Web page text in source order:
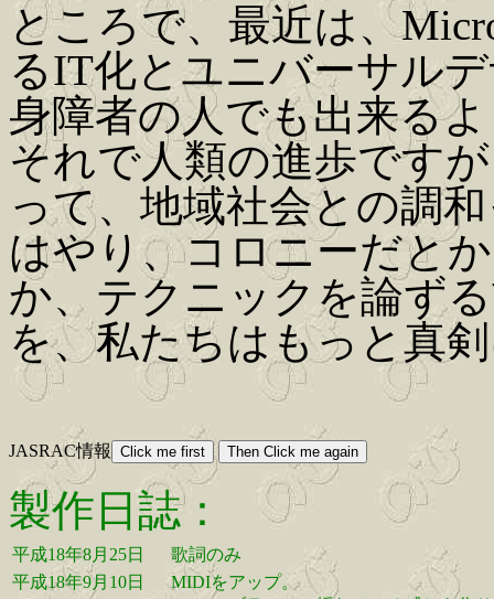
ところで、最近は、
るIT化とユニバーサル
身障者の人でも出来る
それで人類の進歩です
って、地域社会との調
はやり、コロニーだと
か、テクニックを論ず
を、私たちはもっと真
JASRAC情報
製作日誌：
平成18年8月25日
歌詞のみ
平成18年9月10日
MIDIをアップ。